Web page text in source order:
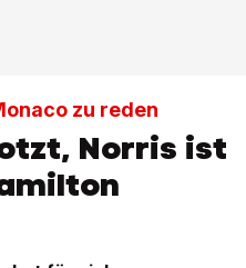
zu reden
Norris ist